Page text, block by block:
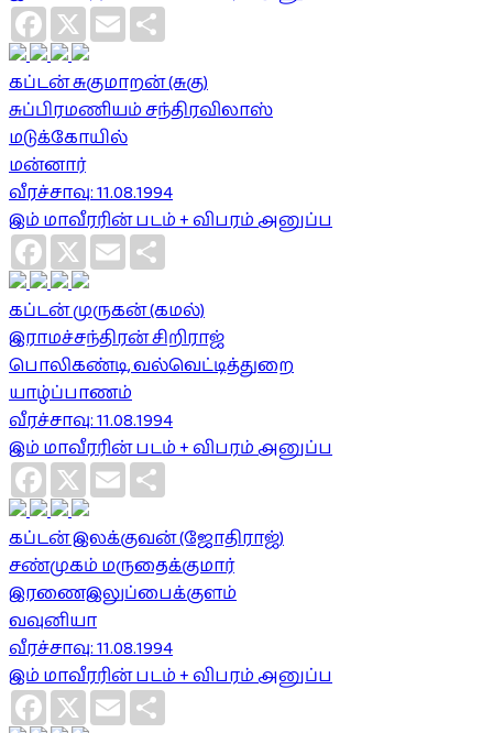
Facebook
X Email
கப்டன் சுகுமாறன் (சுகு)
சுப்பிரமணியம் சந்திரவிலாஸ்
மடுக்கோயில்
மன்னார்
வீரச்சாவு: 11.08.1994
இம் மாவீரரின் படம் + விபரம் அனுப்ப
Facebook
X Email
கப்டன் முருகன் (கமல்)
இராமச்சந்திரன் சிறிராஜ்
பொலிகண்டி, வல்வெட்டித்துறை
யாழ்ப்பாணம்
வீரச்சாவு: 11.08.1994
இம் மாவீரரின் படம் + விபரம் அனுப்ப
Facebook
X Email
கப்டன் இலக்குவன் (ஜோதிராஜ்)
சண்முகம் மருதைக்குமார்
இரணைஇலுப்பைக்குளம்
வவுனியா
வீரச்சாவு: 11.08.1994
இம் மாவீரரின் படம் + விபரம் அனுப்ப
Facebook
X Email